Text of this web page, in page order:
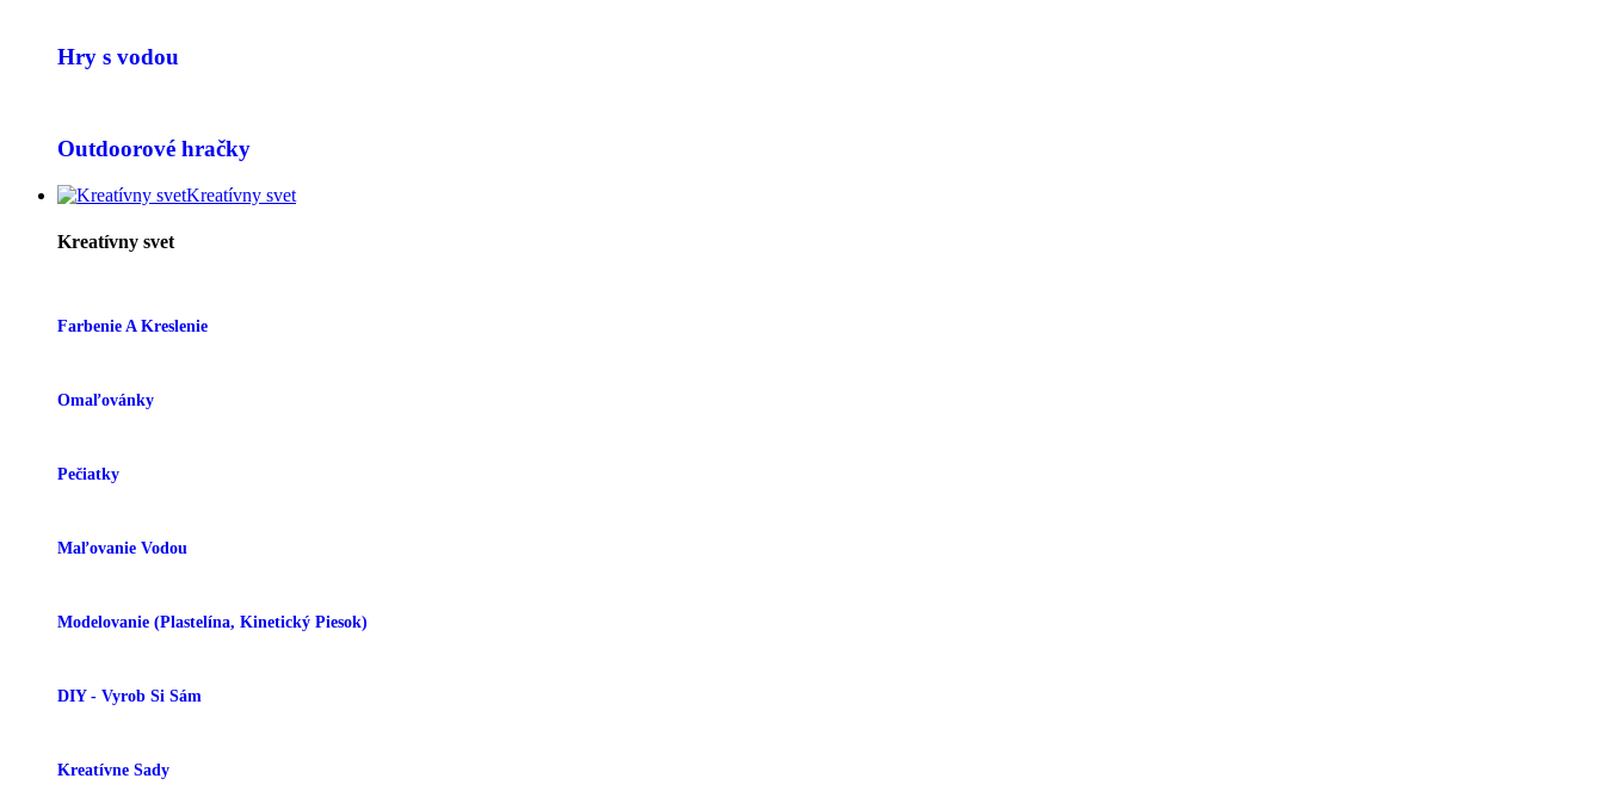
Hry s vodou
Outdoorové hračky
Kreatívny svet
Kreatívny svet
Farbenie A Kreslenie
Omaľovánky
Pečiatky
Maľovanie Vodou
Modelovanie (plastelína, Kinetický Piesok)
DIY - Vyrob Si Sám
Kreatívne Sady